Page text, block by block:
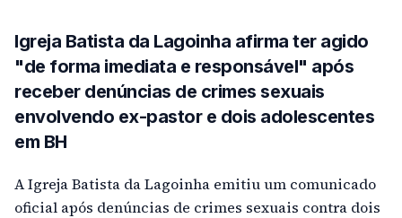
Igreja Batista da Lagoinha afirma ter agido
"de forma imediata e responsável" após
receber denúncias de crimes sexuais
envolvendo ex-pastor e dois adolescentes
em BH
A Igreja Batista da Lagoinha emitiu um comunicado
oficial após denúncias de crimes sexuais contra dois